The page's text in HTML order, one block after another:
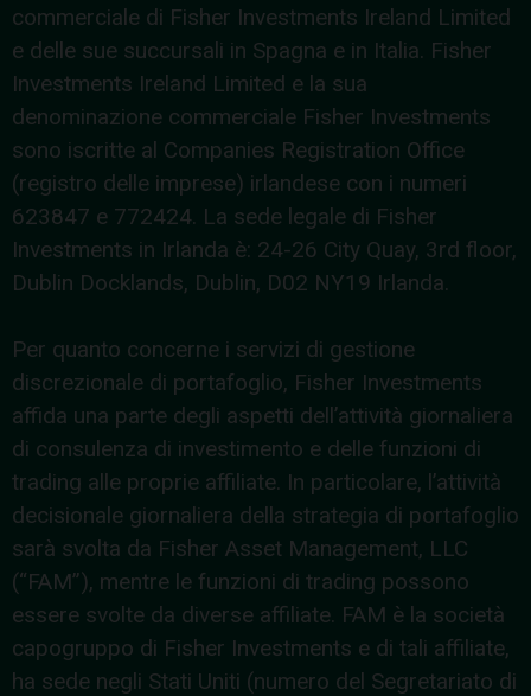
commerciale di Fisher Investments Ireland Limited
e delle sue succursali in Spagna e in Italia. Fisher
Investments Ireland Limited e la sua
denominazione commerciale Fisher Investments
sono iscritte al Companies Registration Office
(registro delle imprese) irlandese con i numeri
623847 e 772424. La sede legale di Fisher
Investments in Irlanda è: 24-26 City Quay, 3rd floor,
Dublin Docklands, Dublin, D02 NY19 Irlanda.
Per quanto concerne i servizi di gestione
discrezionale di portafoglio, Fisher Investments
affida una parte degli aspetti dell’attività giornaliera
di consulenza di investimento e delle funzioni di
trading alle proprie affiliate. In particolare, l’attività
decisionale giornaliera della strategia di portafoglio
sarà svolta da Fisher Asset Management, LLC
(“FAM”), mentre le funzioni di trading possono
essere svolte da diverse affiliate. FAM è la società
capogruppo di Fisher Investments e di tali affiliate,
ha sede negli Stati Uniti (numero del Segretariato di